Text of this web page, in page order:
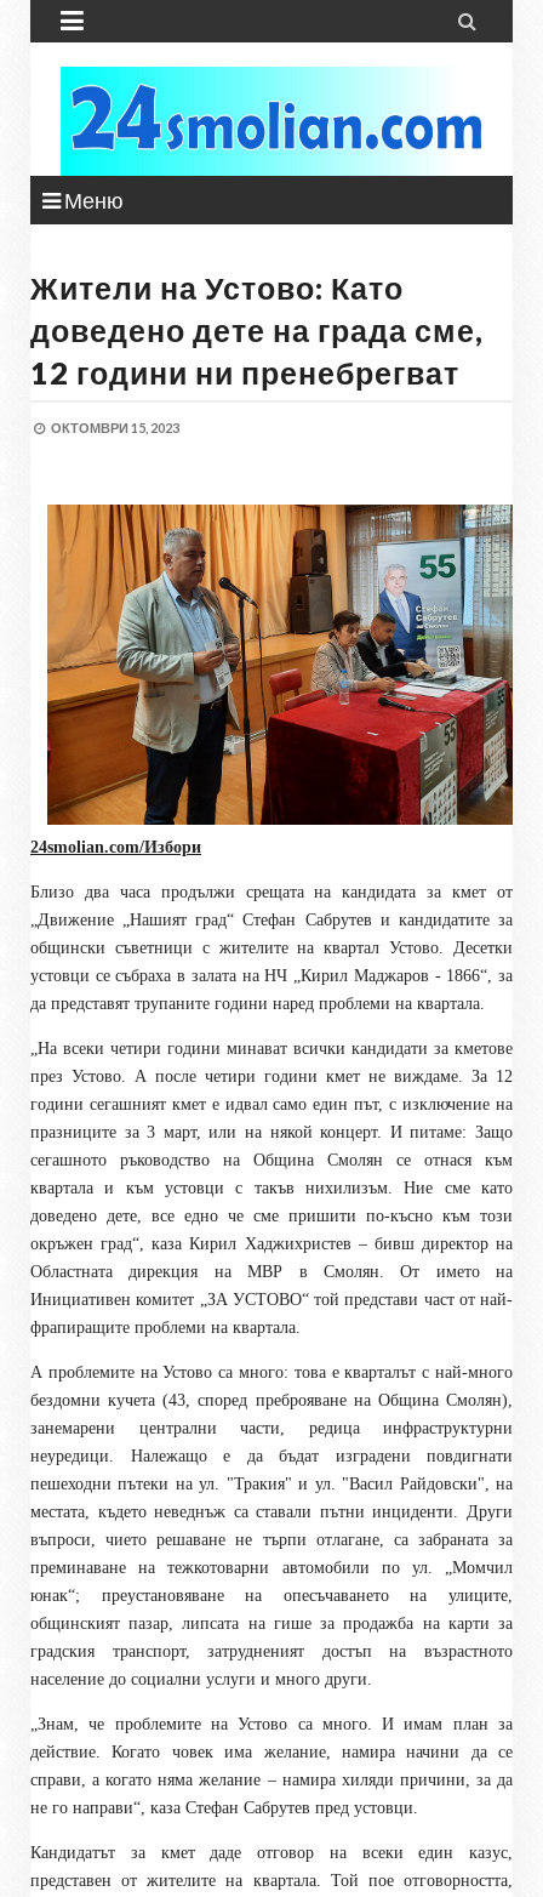
 
Меню
Жители на Устово: Като
доведено дете на града сме,
12 години ни пренебрегват
ОКТОМВРИ 15, 2023
24smolian.com/Избори
Близо два часа продължи срещата на кандидатa за кмет от
„Движение „Нашият град“ Стефан Сабрутев и кандидатите за
общински съветници с жителите на квартал Устово. Десетки
устовци се събраха в залата на НЧ „Кирил Маджаров - 1866“, за
да представят трупаните години наред проблеми на квартала.
„На всеки четири години минават всички кандидати за кметове
през Устово. А после четири години кмет не виждаме. За 12
години сегашният кмет е идвал само един път, с изключение на
празниците за 3 март, или на някой концерт. И питаме: Защо
сегашното ръководство на Община Смолян се отнася към
квартала и към устовци с такъв нихилизъм. Ние сме като
доведено дете, все едно че сме пришити по-късно към този
окръжен град“, каза Кирил Хаджихристев – бивш директор на
Областната дирекция на МВР в Смолян. От името на
Инициативен комитет „ЗА УСТОВО“ той представи част от най-
фрапиращите проблеми на квартала.
А проблемите на Устово са много: това е кварталът с най-много
бездомни кучета (43, според преброяване на Община Смолян),
занемарени централни части, редица инфраструктурни
неуредици. Належащо е да бъдат изградени повдигнати
пешеходни пътеки на ул. "Тракия" и ул. "Васил Райдовски", на
местата, където неведнъж са ставали пътни инциденти. Други
въпроси, чието решаване не търпи отлагане, са забраната за
преминаване на тежкотоварни автомобили по ул. „Момчил
юнак“; преустановяване на опесъчаването на улиците,
общинският пазар, липсата на гише за продажба на карти за
градския транспорт, затрудненият достъп на възрастното
население до социални услуги и много други.
„Знам, че проблемите на Устово са много. И имам план за
действие. Когато човек има желание, намира начини да се
справи, а когато няма желание – намира хиляди причини, за да
не го направи“, каза Стефан Сабрутев пред устовци.
Кандидатът за кмет даде отговор на всеки един казус,
представен от жителите на квартала. Той пое отговорността,